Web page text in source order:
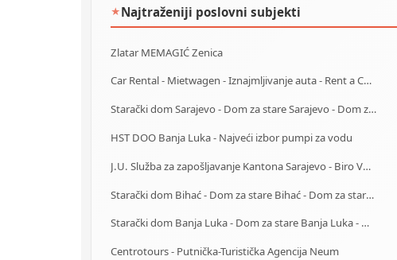
★Najtraženiji poslovni subjekti
Zlatar MEMAGIĆ Zenica
Car Rental - Mietwagen - Iznajmljivanje auta - Rent a Car Mostar
Starački dom Sarajevo - Dom za stare Sarajevo - Dom za stara lica Sarajevo
HST DOO Banja Luka - Najveći izbor pumpi za vodu
J.U. Služba za zapošljavanje Kantona Sarajevo - Biro Vogošća
Starački dom Bihać - Dom za stare Bihać - Dom za stara lica Bihać
Starački dom Banja Luka - Dom za stare Banja Luka - Dom za stara lica Banjaluka
Centrotours - Putnička-Turistička Agencija Neum